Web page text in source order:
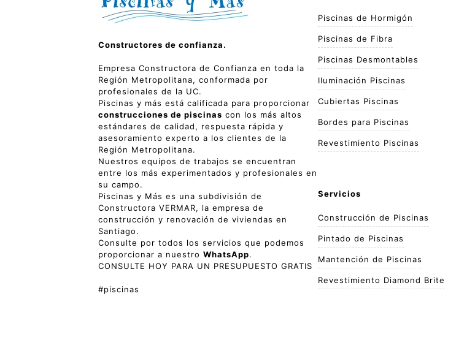
Constructores de confianza.
Empresa Constructora de Confianza en toda la
Región Metropolitana, conformada por
profesionales de la UC.
Piscinas y más está calificada para proporcionar
construcciones de piscinas con los más altos
estándares de calidad, respuesta rápida y
asesoramiento experto a los clientes de la
Región Metropolitana.
Nuestros equipos de trabajos se encuentran
entre los más experimentados y profesionales en
su campo.
Piscinas y Más es una subdivisión de
Constructora VERMAR, la empresa de
construcción y renovación de viviendas en
Santiago.
Consulte por todos los servicios que podemos
proporcionar a nuestro WhatsApp.
CONSULTE HOY PARA UN PRESUPUESTO GRATIS
#piscinas
Piscinas de Hormigón
Piscinas de Fibra
Piscinas Desmontables
Iluminación Piscinas
Cubiertas Piscinas
Bordes para Piscinas
Revestimiento Piscinas
Servicios
Construcción de Piscinas
Pintado de Piscinas
Mantención de Piscinas
Revestimiento Diamond Brite